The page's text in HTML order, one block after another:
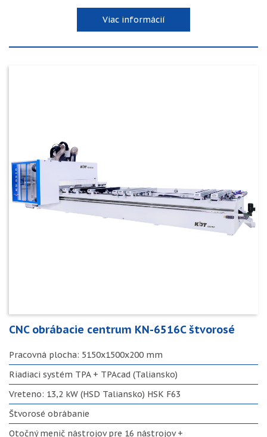
Viac informácií
CNC obrábacie centrum KN-6516C štvorosé
Pracovná plocha: 5150x1500x200 mm
Riadiaci systém TPA + TPAcad (Taliansko)
Vreteno: 13,2 kW (HSD Taliansko) HSK F63
Štvorosé obrábanie
Otočný menič nástrojov pre 16 nástrojov +